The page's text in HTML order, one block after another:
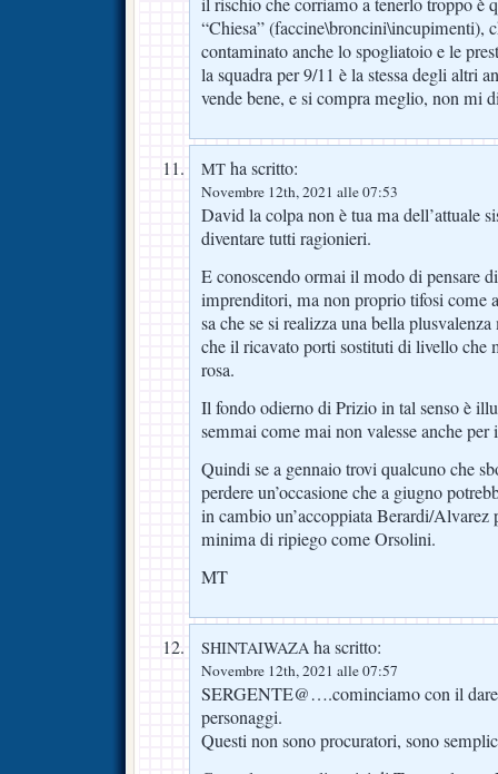
il rischio che corriamo a tenerlo troppo è
“Chiesa” (faccine\broncini\incupimenti),
contaminato anche lo spogliatoio e le
la squadra per 9/11 è la stessa degli altri
vende bene, e si compra meglio, non mi
MT ha scritto:
Novembre 12th, 2021 alle 07:53
David la colpa non è tua ma dell’attuale
diventare tutti ragionieri.
E conoscendo ormai il modo di pensare
imprenditori, ma non proprio tifosi come
sa che se si realizza una bella
che il ricavato porti sostituti di livello che
rosa.
Il fondo odierno di Prizio in tal senso è
semmai come mai non valesse anche per
Quindi se a gennaio trovi qualcuno che
perdere un’occasione che a giugno
in cambio un’accoppiata Berardi/Alvarez
minima di ripiego come Orsolini.
MT
SHINTAIWAZA ha scritto:
Novembre 12th, 2021 alle 07:57
SERGENTE@….cominciamo con il
personaggi.
Questi non sono procuratori, sono